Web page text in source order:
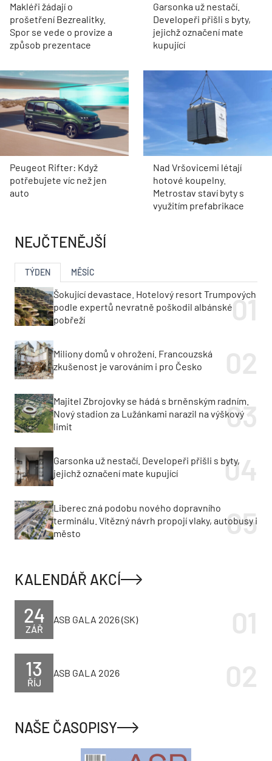
Makléři žádají o
prošetření Bezrealitky.
Spor se vede o provize a
způsob prezentace
Garsonka už nestačí.
Developeři přišli s byty,
jejichž označení mate
kupující
Peugeot Rifter: Když
potřebujete víc než jen
auto
Nad Vršovicemi létají
hotové koupelny.
Metrostav staví byty s
využitím prefabrikace
NEJČTENĚJŠÍ
TÝDEN MĚSÍC
Šokující devastace. Hotelový resort Trumpových
podle expertů nevratně poškodil albánské
pobřeží
Miliony domů v ohrožení. Francouzská
zkušenost je varováním i pro Česko
Majitel Zbrojovky se hádá s brněnským radním.
Nový stadion za Lužánkami narazil na výškový
limit
Garsonka už nestačí. Developeři přišli s byty,
jejichž označení mate kupující
Liberec zná podobu nového dopravního
terminálu. Vítězný návrh propojí vlaky, autobusy i
město
KALENDÁŘ AKCÍ
ZÁŘ
24 ASB GALA 2026 (SK)
ŘÍJ
13 ASB GALA 2026
NAŠE ČASOPISY